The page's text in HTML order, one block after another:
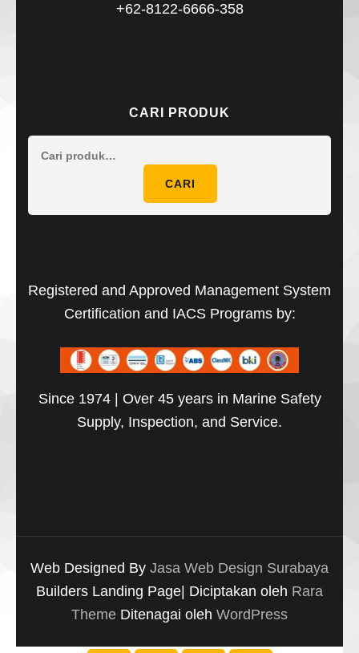
+62-8122-6666-358
CARI PRODUK
CARI
Registered and Approved Management System
Certification and IACS Programs by:
Since 1974 | Over 45 years in Marine Safety
Supply, Inspection, and Service.
Web Designed By Jasa Web Design Surabaya
Builders Landing Page| Diciptakan oleh Rara
Theme Ditenagai oleh WordPress